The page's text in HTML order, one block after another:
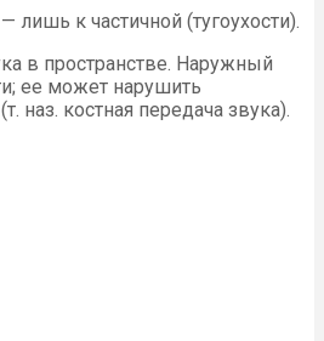
к частич­ной (тугоухости).
в пространстве. Наружный
ее может нарушить
наз. костная передача звука).